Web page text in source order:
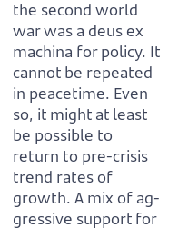
the second world
war was a deus ex
machina for policy. It
cannot be repeated
in peacetime. Even
so, it might at least
be possible to
return to pre-crisis
trend rates of
growth. A mix of ag-
gressive support for